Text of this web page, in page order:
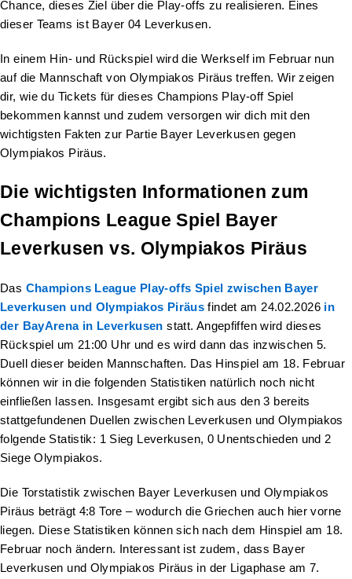
Chance, dieses Ziel über die Play-offs zu realisieren. Eines
dieser Teams ist Bayer 04 Leverkusen.
In einem Hin- und Rückspiel wird die Werkself im Februar nun
auf die Mannschaft von Olympiakos Piräus treffen. Wir zeigen
dir, wie du Tickets für dieses Champions Play-off Spiel
bekommen kannst und zudem versorgen wir dich mit den
wichtigsten Fakten zur Partie Bayer Leverkusen gegen
Olympiakos Piräus.
Die wichtigsten Informationen zum
Champions League Spiel Bayer
Leverkusen vs. Olympiakos Piräus
Das Champions League Play-offs Spiel zwischen Bayer
Leverkusen und Olympiakos Piräus findet am 24.02.2026 in
der BayArena in Leverkusen statt. Angepfiffen wird dieses
Rückspiel um 21:00 Uhr und es wird dann das inzwischen 5.
Duell dieser beiden Mannschaften. Das Hinspiel am 18. Februar
können wir in die folgenden Statistiken natürlich noch nicht
einfließen lassen. Insgesamt ergibt sich aus den 3 bereits
stattgefundenen Duellen zwischen Leverkusen und Olympiakos
folgende Statistik: 1 Sieg Leverkusen, 0 Unentschieden und 2
Siege Olympiakos.
Die Torstatistik zwischen Bayer Leverkusen und Olympiakos
Piräus beträgt 4:8 Tore – wodurch die Griechen auch hier vorne
liegen. Diese Statistiken können sich nach dem Hinspiel am 18.
Februar noch ändern. Interessant ist zudem, dass Bayer
Leverkusen und Olympiakos Piräus in der Ligaphase am 7.